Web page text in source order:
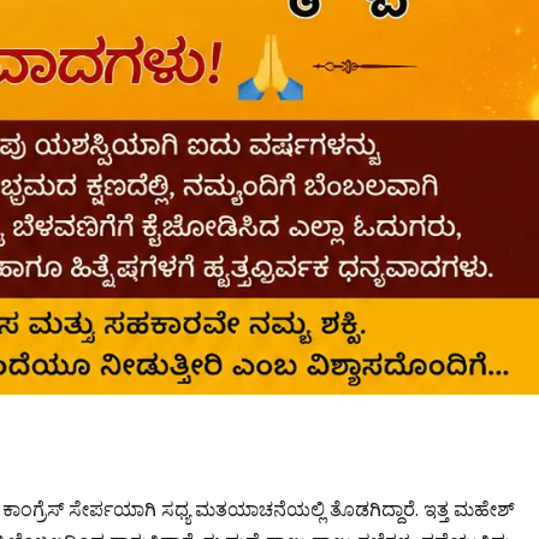
ಸೇರ್ಪಯಾಗಿ ಸಧ್ಯ ಮತಯಾಚನೆಯಲ್ಲಿ ತೊಡಗಿದ್ದಾರೆ. ಇತ್ತ ಮಹೇಶ್